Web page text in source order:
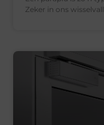
Zeker in ons